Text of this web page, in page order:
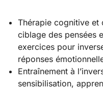
Thérapie cognitive et
ciblage des pensées
exercices pour
réponses
Entraînement à
sensibilisation,